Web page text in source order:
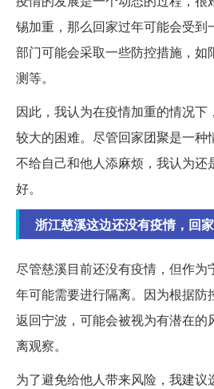
锡加重，那么回家过年可能会受到
部门可能会采取一些防控措施，如
测等。
因此，我认为在疫情加重的情况下
较大的困难。尽管回家团聚是一种
不给自己和他人添麻烦，我认为还
好。
浙江慈溪这边还没有疫情，回
尽管慈溪目前还没有疫情，但作为
年可能需要进行隔离。因为根据防
返回宁波，可能会被视为有潜在的
离观察。
为了避免给他人带来风险，我建议